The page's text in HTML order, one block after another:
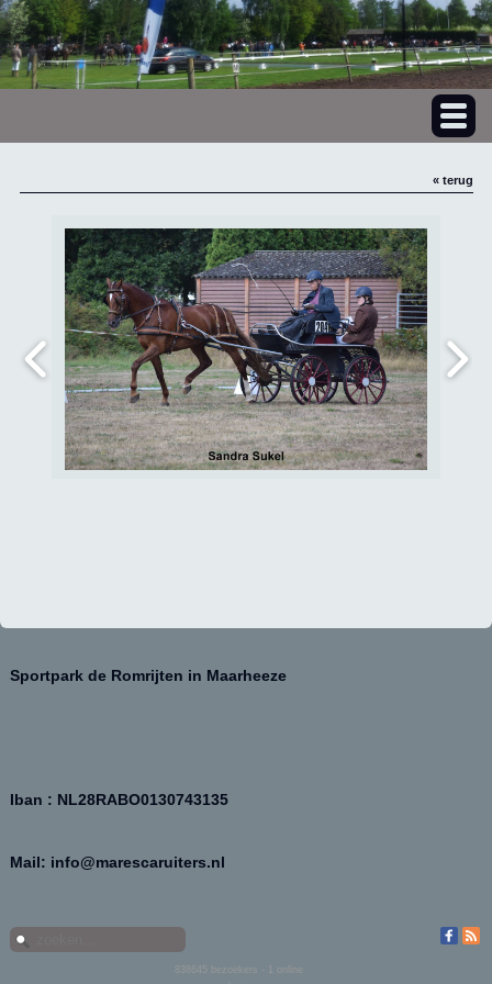
« terug
Sportpark de Romrijten in Maarheeze
Iban : NL28RABO0130743135
Mail: info@marescaruiters.nl
838645
bezoekers - 1 online